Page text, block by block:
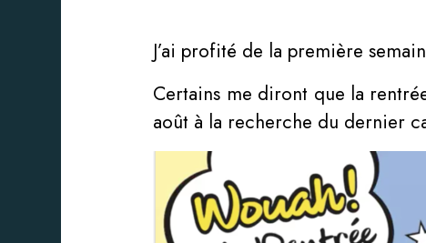
J’ai profité de la première
Certains me diront que la
août à la recherche du dernier